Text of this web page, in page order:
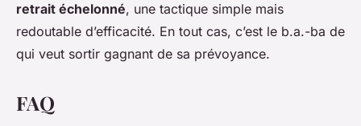
retrait échelonné, une tactique simple mais
redoutable d’efficacité. En tout cas, c’est le b.a.-ba de
qui veut sortir gagnant de sa prévoyance.
FAQ